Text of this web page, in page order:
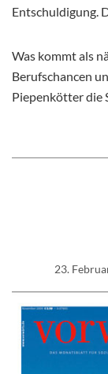
Entschuldigung.
Was kommt als
Berufschancen
Piepenkötter die
23.